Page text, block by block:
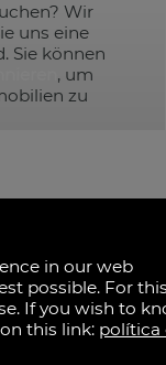
Wir
uns eine
Sie können
, um
zu
in our web
possible. For
If you wish to
this link: política